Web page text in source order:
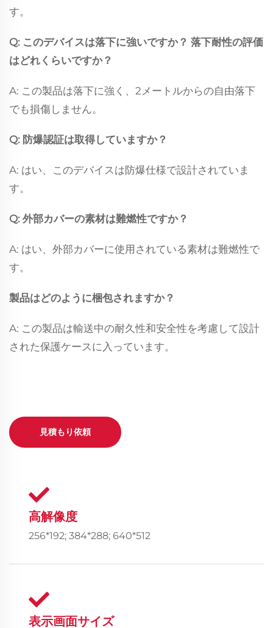
す。
Q: このデバイスは落下に強いですか？ 落下耐性の評価
はどれくらいですか？
A: この製品は落下に強く、2メートルからの自由落下
でも損傷しません。
Q: 防爆認証は取得していますか？
A: はい、このデバイスは防爆仕様で設計されていま
す。
Q: 外部カバーの素材は難燃性ですか？
A: はい、外部カバーに使用されている素材は難燃性で
す。
製品はどのように梱包されますか？
A: この製品は輸送中の耐久性和安全性を考慮して設計
された保護ケースに入っています。
見積もり依頼
高解像度
256*192; 384*288; 640*512
表示画面サイズ